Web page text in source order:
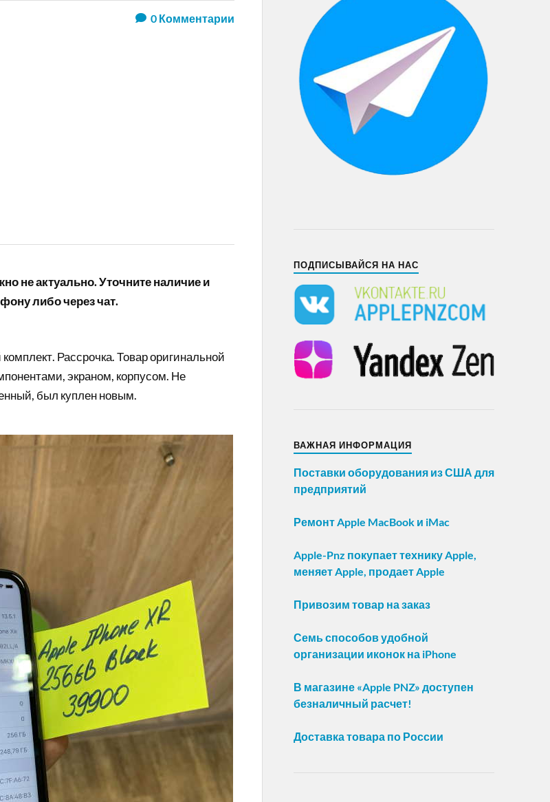
0Комментарии
не актуально. Уточните наличие и
либо через чат.
Рассрочка. Товар оригинальной
экраном, корпусом. Не
был куплен новым.
ПОДПИСЫВАЙСЯ НА НАС
ВАЖНАЯ ИНФОРМАЦИЯ
Поставки оборудования из США для
предприятий
Ремонт Apple MacBook и iMac
Apple-Pnz покупает технику Apple,
меняет Apple, продает Apple
Привозим товар на заказ
Семь способов удобной
организации иконок на iPhone
В магазине «Apple PNZ» доступен
безналичный расчет!
Доставка товара по России